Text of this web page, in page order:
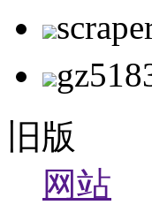
旧版
网站